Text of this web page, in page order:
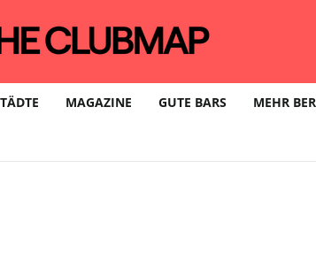
MAGAZINE GUTE BARS MEHR
Berliner